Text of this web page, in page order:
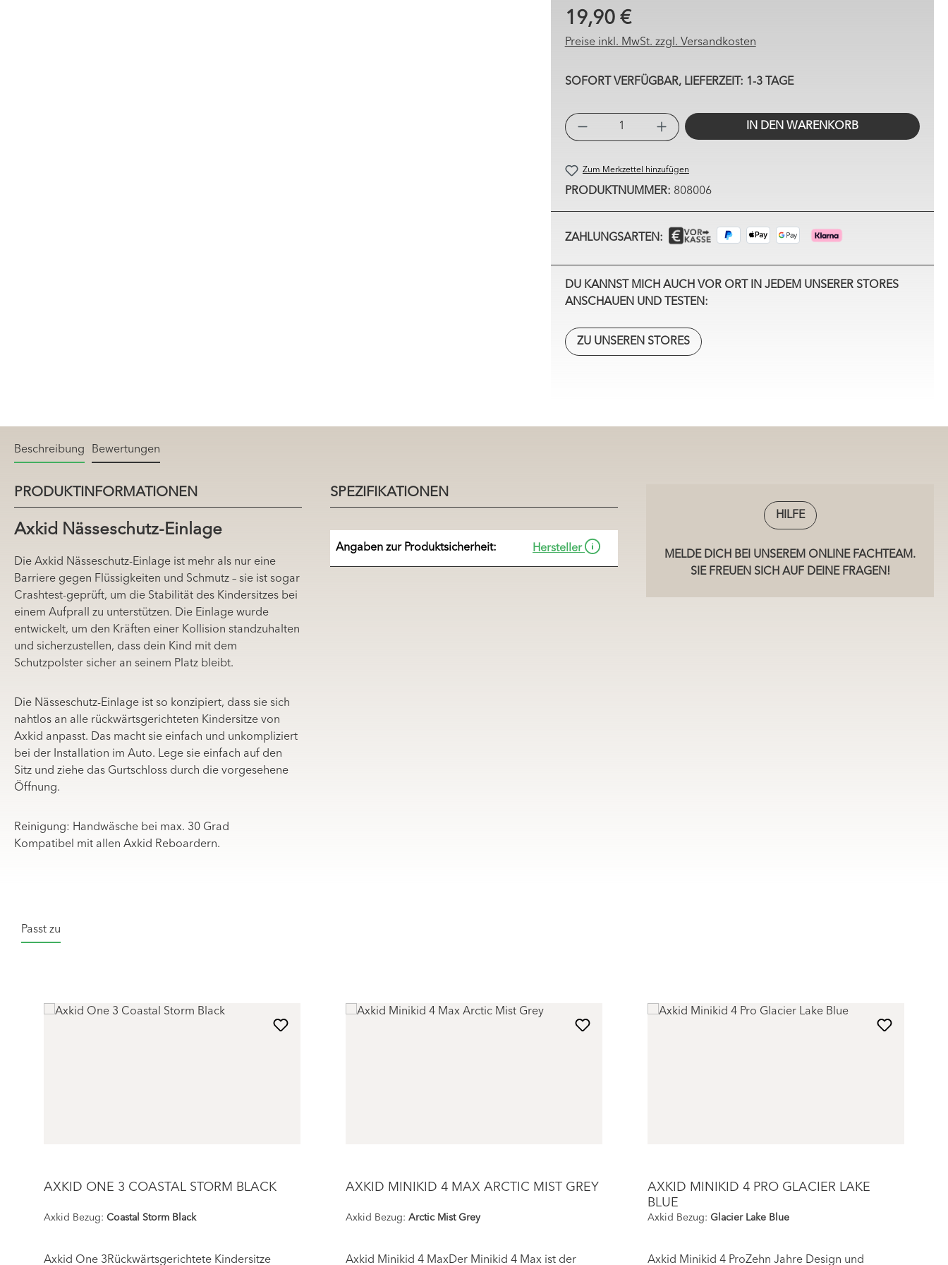
19,90 €
Preise inkl. MwSt. zzgl. Versandkosten
SOFORT VERFÜGBAR, LIEFERZEIT: 1-3 TAGE
PRODUKT ANZAHL: GIB DEN
IN DEN WARENKORB
Zum Merkzettel hinzufügen
PRODUKTNUMMER: 808006
ZAHLUNGSARTEN:
DU KANNST MICH AUCH VOR ORT IN JEDEM UNSERER STORES
ANSCHAUEN UND TESTEN:
ZU UNSEREN STORES
Beschreibung Bewertungen
PRODUKTINFORMATIONEN
Axkid Nässeschutz-Einlage
Die Axkid Nässeschutz-Einlage ist mehr als nur eine
Barriere gegen Flüssigkeiten und Schmutz – sie ist sogar
Crashtest-geprüft, um die Stabilität des Kindersitzes bei
einem Aufprall zu unterstützen. Die Einlage wurde
entwickelt, um den Kräften einer Kollision standzuhalten
und sicherzustellen, dass dein Kind mit dem
Schutzpolster sicher an seinem Platz bleibt.
Die Nässeschutz-Einlage ist so konzipiert, dass sie sich
nahtlos an alle rückwärtsgerichteten Kindersitze von
Axkid anpasst. Das macht sie einfach und unkompliziert
bei der Installation im Auto. Lege sie einfach auf den
Sitz und ziehe das Gurtschloss durch die vorgesehene
Öffnung.
Reinigung: Handwäsche bei max. 30 Grad
Kompatibel mit allen Axkid Reboardern.
SPEZIFIKATIONEN
Angaben zur Produktsicherheit: Hersteller
HILFE
MELDE DICH BEI UNSEREM ONLINE FACHTEAM.
SIE FREUEN SICH AUF DEINE FRAGEN!
Passt zu
AXKID ONE 3 COASTAL STORM BLACK
Axkid Bezug: Coastal Storm Black
Axkid One 3Rückwärtsgerichtete Kindersitze
AXKID MINIKID 4 MAX ARCTIC MIST GREY
Axkid Bezug: Arctic Mist Grey
Axkid Minikid 4 MaxDer Minikid 4 Max ist der
AXKID MINIKID 4 PRO GLACIER LAKE
BLUE
Axkid Bezug: Glacier Lake Blue
Axkid Minikid 4 ProZehn Jahre Design und